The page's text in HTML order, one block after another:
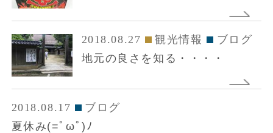
2018.08.27 観光情報
ブログ
地元の良さを知る・・・・
2018.08.17
ブログ
夏休み(=ﾟωﾟ)ﾉ